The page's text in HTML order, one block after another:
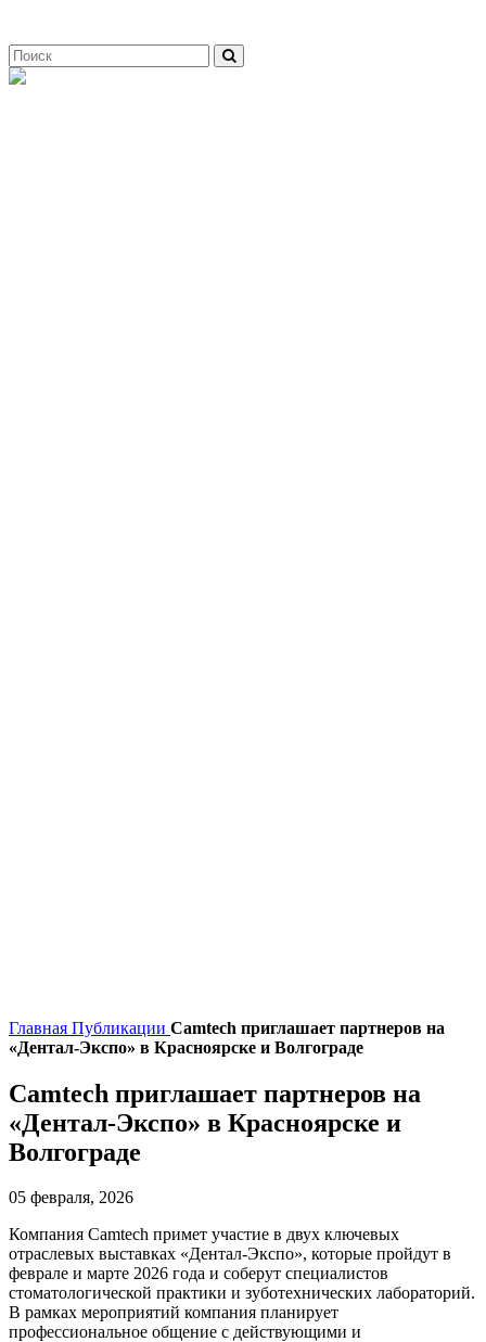
Главная Публикации Camtech приглашает партнеров на
«Дентал-Экспо» в Красноярске и Волгограде
Camtech приглашает партнеров на
«Дентал-Экспо» в Красноярске и
Волгограде
05 февраля, 2026
Компания Camtech примет участие в двух ключевых
отраслевых выставках «Дентал-Экспо», которые пройдут в
феврале и марте 2026 года и соберут специалистов
стоматологической практики и зуботехнических лабораторий.
В рамках мероприятий компания планирует
профессиональное общение с действующими и